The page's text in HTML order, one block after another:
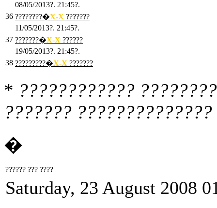
08/05/2013?. 21:45?.
36 ????????�X-X ???????
11/05/2013?. 21:45?.
37 ???????�X-X ??????
19/05/2013?. 21:45?.
38 ?????????�X-X ???????
* ????????????
???????
�
?????? ??? ????
Saturday, 23 August 2008